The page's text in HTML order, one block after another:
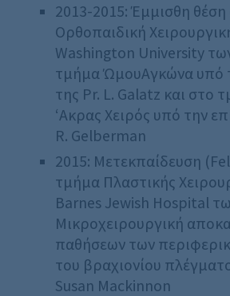
2013-2015: Έμμισθη θέση
Ορθοπαιδική
Washington University
τμήμα ΏμουΑγκώνα υπό
της Pr. L. Galatz και στο
‘Ακρας Χειρός υπό την
R. Gelberman
2015: Μετεκπαίδευση
τμήμα Πλαστικής
Barnes Jewish Hospital
Μικροχειρουργική
παθήσεων των
του βραχιονίου
Susan Mackinnon